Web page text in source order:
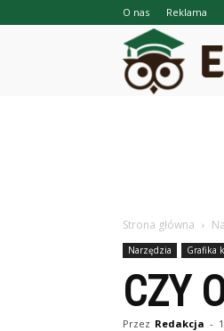
O nas Reklama
Strona główna
Narzędzia Grafika
CZY
Przez Redakcja -